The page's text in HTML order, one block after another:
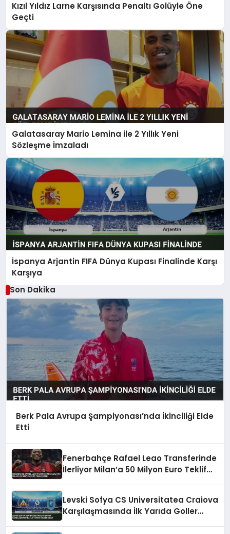
Kızıl Yıldız Larne Karşısında Penaltı Golüyle Öne
Geçti
Galatasaray Mario Lemina ile 2 Yıllık Yeni
Sözleşme İmzaladı
İspanya Arjantin FIFA Dünya Kupası Finalinde Karşı
Karşıya
Son Dakika
Berk Pala Avrupa Şampiyonası’nda İkinciliği Elde
Etti
Fenerbahçe Rafael Leao Transferinde
İlerliyor Milan’a 50 Milyon Euro Teklif
Levski Sofya CS Universitatea Craiova
Karşılaşmasında İlk Yarıda Goller